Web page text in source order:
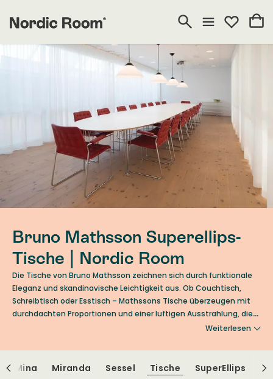
Bruno Mathsson Superellips-
Tische | Nordic Room
Die Tische von Bruno Mathsson zeichnen sich durch funktionale
Eleganz und skandinavische Leichtigkeit aus. Ob Couchtisch,
Schreibtisch oder Esstisch – Mathssons Tische überzeugen mit
durchdachten Proportionen und einer luftigen Ausstrahlung, die
in viele Wohnräume passt. Gemeinsam mit Piet Hein entwarf er
weiche Kurven und Mathematik zu einem zeitlosen Design
verschmelzen.
Weiterlesen
Mina Miranda Sessel Tische SuperEllips